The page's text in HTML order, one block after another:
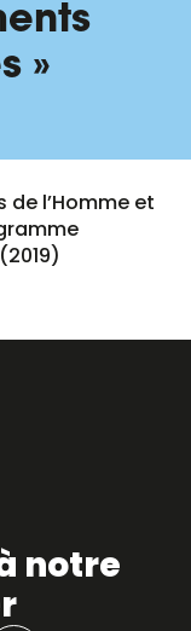
»
l’Homme et
notre